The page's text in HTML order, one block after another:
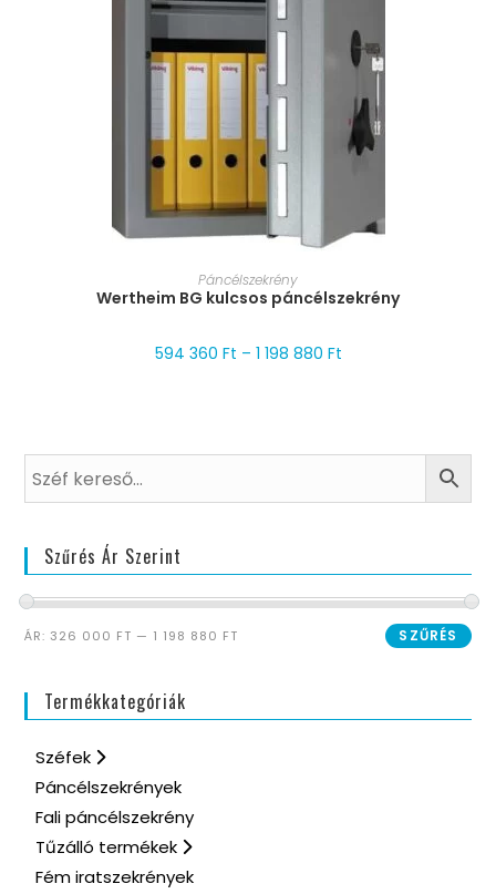
MÉRET VÁLASZTÁSA
Páncélszekrény
Wertheim BG kulcsos páncélszekrény
594 360 Ft – 1 198 880 Ft
Szűrés Ár Szerint
SZŰRÉS
ÁR: 326 000 FT — 1 198 880 FT
Termékkategóriák
Széfek
Páncélszekrények
Fali páncélszekrény
Tűzálló termékek
Fém iratszekrények